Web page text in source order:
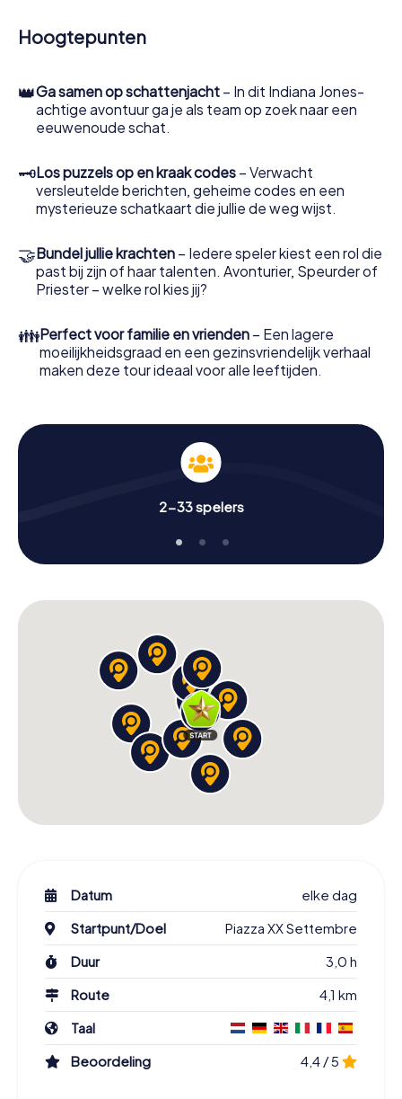
Tijdens het spel duiken jij en jouw team steeds dieper in
het spannende verhaal en al snel zul je beseffen dat de
Hoogtepunten
👑Ga samen op schattenjacht – In dit Indiana Jones-
achtige avontuur ga je als team op zoek naar een
eeuwenoude schat.
🗝Los puzzels op en kraak codes – Verwacht
versleutelde berichten, geheime codes en een
mysterieuze schatkaart die jullie de weg wijst.
🤝Bundel jullie krachten – Iedere speler kiest een rol die
past bij zijn of haar talenten. Avonturier, Speurder of
Priester – welke rol kies jij?
👪Perfect voor familie en vrienden – Een lagere
moeilijkheidsgraad en een gezinsvriendelijk verhaal
maken deze tour ideaal voor alle leeftijden.
2-33 spelers
Datum
elke dag
Startpunt/Doel
Piazza XX Settembre
Duur
3,0 h
Route
4,1 km
Taal
Beoordeling
4,4 / 5